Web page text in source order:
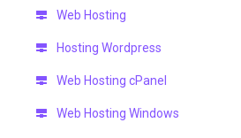
Web Hosting
Hosting Wordpress
Web Hosting cPanel
Web Hosting Windows